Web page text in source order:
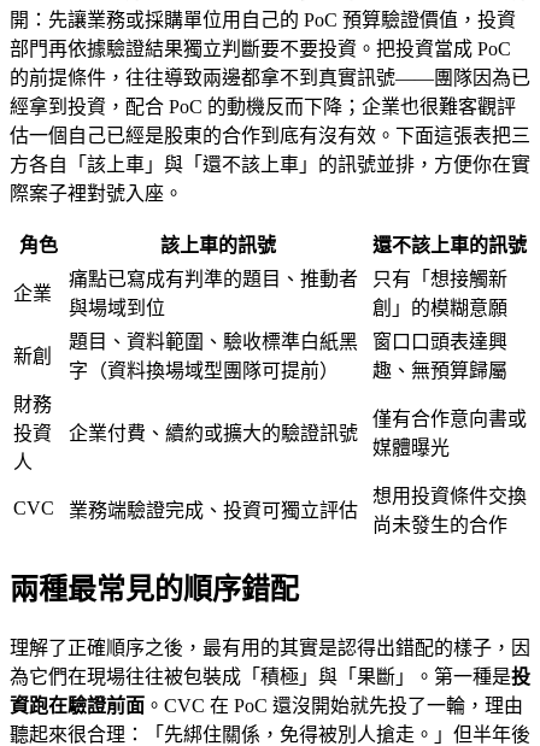
開：先讓業務或採購單位用自己的 PoC 預算驗證價值，投資
部門再依據驗證結果獨立判斷要不要投資。把投資當成 PoC
的前提條件，往往導致兩邊都拿不到真實訊號——團隊因為已
經拿到投資，配合 PoC 的動機反而下降；企業也很難客觀評
估一個自己已經是股東的合作到底有沒有效。下面這張表把三
方各自「該上車」與「還不該上車」的訊號並排，方便你在實
際案子裡對號入座。
角色 該上車的訊號 還不該上車的訊號
企業
痛點已寫成有判準的題目、推動者
與場域到位
只有「想接觸新
創」的模糊意願
新創
題目、資料範圍、驗收標準白紙黑
字（資料換場域型團隊可提前）
窗口口頭表達興
趣、無預算歸屬
財務
投資
人
企業付費、續約或擴大的驗證訊號
僅有合作意向書或
媒體曝光
CVC 業務端驗證完成、投資可獨立評估
想用投資條件交換
尚未發生的合作
兩種最常見的順序錯配
理解了正確順序之後，最有用的其實是認得出錯配的樣子，因
為它們在現場往往被包裝成「積極」與「果斷」。第一種是投
資跑在驗證前面 。CVC 在 PoC 還沒開始就先投了一輪，理由
聽起來很合理：「先綁住關係，免得被別人搶走。」但半年後